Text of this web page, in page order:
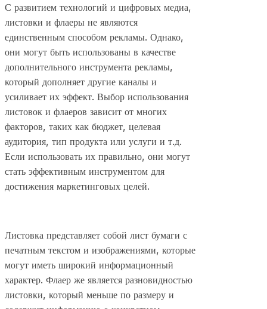
С развитием технологий и цифровых медиа,
листовки и флаеры не являются
единственным способом рекламы. Однако,
они могут быть использованы в качестве
дополнительного инструмента рекламы,
который дополняет другие каналы и
усиливает их эффект. Выбор использования
листовок и флаеров зависит от многих
факторов, таких как бюджет, целевая
аудитория, тип продукта или услуги и т.д.
Если использовать их правильно, они могут
стать эффективным инструментом для
достижения маркетинговых целей.
Листовка представляет собой лист бумаги с
печатным текстом и изображениями, которые
могут иметь широкий информационный
характер. Флаер же является разновидностью
листовки, который меньше по размеру и